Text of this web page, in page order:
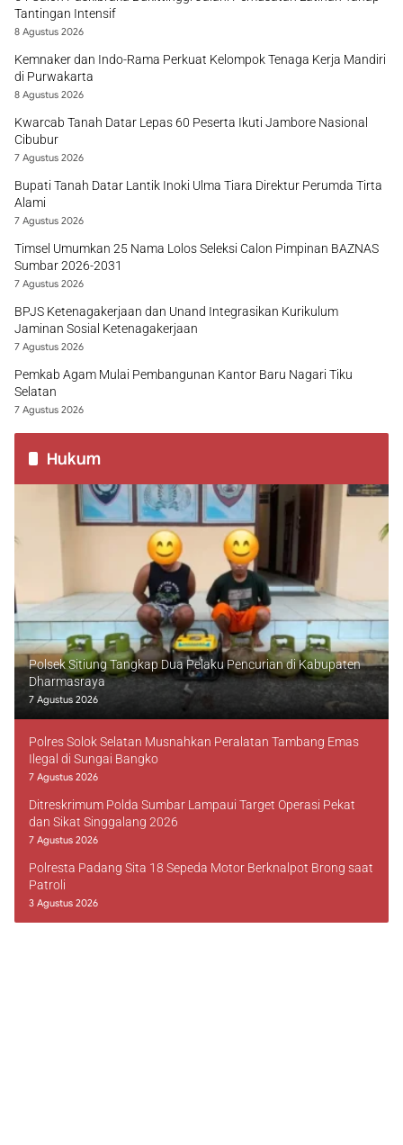
Tantingan Intensif
8 Agustus 2026
Kemnaker dan Indo-Rama Perkuat Kelompok Tenaga Kerja Mandiri
di Purwakarta
8 Agustus 2026
Kwarcab Tanah Datar Lepas 60 Peserta Ikuti Jambore Nasional
Cibubur
7 Agustus 2026
Bupati Tanah Datar Lantik Inoki Ulma Tiara Direktur Perumda Tirta
Alami
7 Agustus 2026
Timsel Umumkan 25 Nama Lolos Seleksi Calon Pimpinan BAZNAS
Sumbar 2026-2031
7 Agustus 2026
BPJS Ketenagakerjaan dan Unand Integrasikan Kurikulum
Jaminan Sosial Ketenagakerjaan
7 Agustus 2026
Pemkab Agam Mulai Pembangunan Kantor Baru Nagari Tiku
Selatan
7 Agustus 2026
Hukum
Polsek Sitiung Tangkap Dua Pelaku Pencurian di Kabupaten
Dharmasraya
7 Agustus 2026
Polres Solok Selatan Musnahkan Peralatan Tambang Emas
Ilegal di Sungai Bangko
7 Agustus 2026
Ditreskrimum Polda Sumbar Lampaui Target Operasi Pekat
dan Sikat Singgalang 2026
7 Agustus 2026
Polresta Padang Sita 18 Sepeda Motor Berknalpot Brong saat
Patroli
3 Agustus 2026